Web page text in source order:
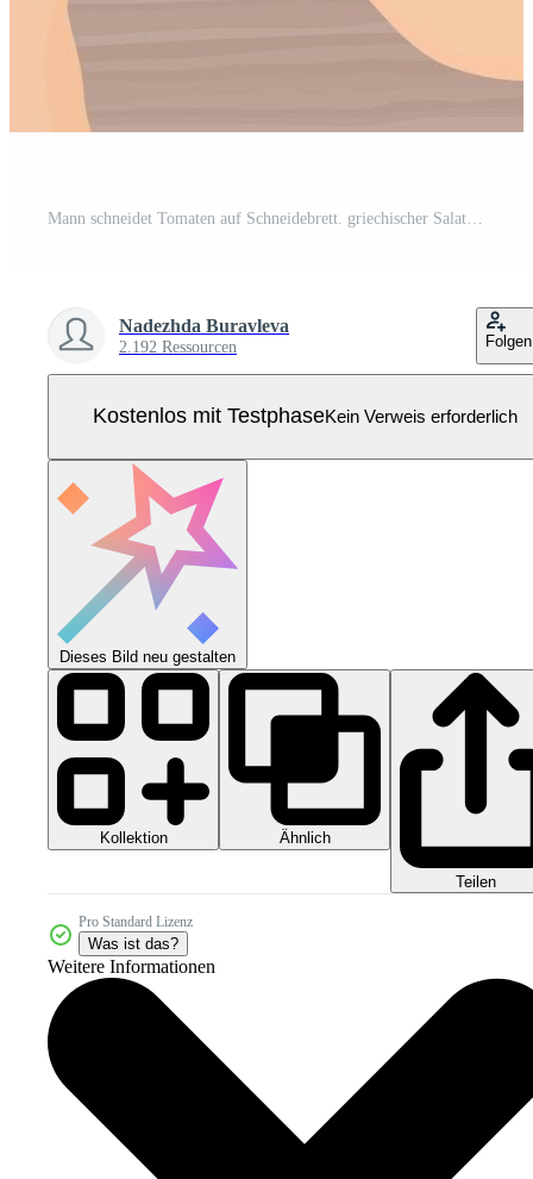
Nadezhda Buravleva
2.192 Ressourcen Folgen
Kostenlos mit TestphaseKein Verweis erforderlich
Dieses Bild neu gestalten
Kollektion Ähnlich
Teilen
Pro Standard Lizenz
Was ist das?
Weitere Informationen